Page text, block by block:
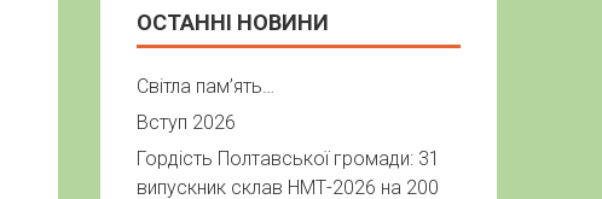
ОСТАННІ НОВИНИ
Світла пам’ять…
Вступ 2026
Гордість Полтавської громади: 31
випускник склав НМТ-2026 на 200